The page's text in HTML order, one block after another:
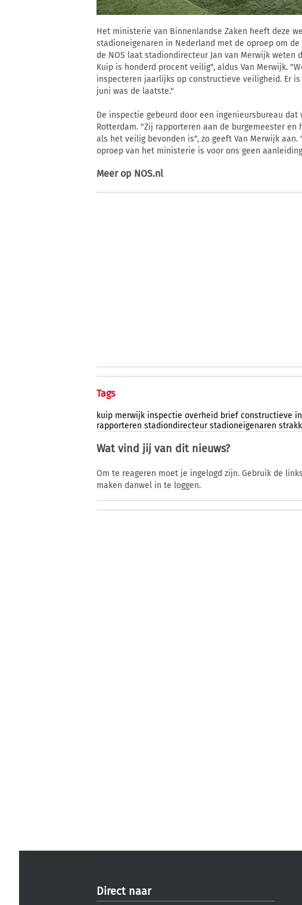
Het ministerie van Binnenlandse Zaken heeft deze
stadioneigenaren in Nederland met de oproep om
de NOS laat stadiondirecteur Jan van Merwijk
Kuip is honderd procent veilig", aldus Van Merwijk.
inspecteren jaarlijks op constructieve veiligheid. Er
juni was de laatste."
De inspectie gebeurd door een ingenieursbureau
Rotterdam. "Zij rapporteren aan de burgemeester
als het veilig bevonden is", zo geeft Van Merwijk
oproep van het ministerie is voor ons geen
Meer op NOS.nl
Tags
kuip merwijk inspectie overheid brief constructieve
rapporteren stadiondirecteur stadioneigenaren
Wat vind jij van dit nieuws?
Om te reageren moet je ingelogd zijn. Gebruik de
maken danwel in te loggen.
Direct naar